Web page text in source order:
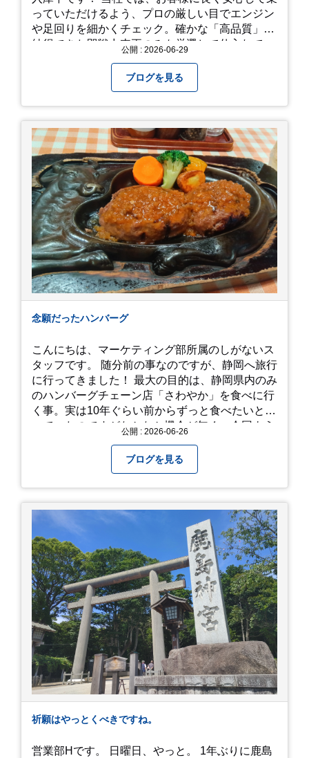
っていただけるよう、プロの厳しい目でエンジン
や足回りを細かくチェック。確かな「高品質」と
納得できた即戦力車両のみを厳選して仕入れてい
公開 : 2026-06-29
ブログを見る
念願だったハンバーグ
こんにちは、マーケティング部所属のしがないス
タッフです。 随分前の事なのですが、静岡へ旅行
に行ってきました！ 最大の目的は、静岡県内のみ
のハンバーグチェーン店「さわやか」を食べに行
く事。実は10年ぐらい前からずっと食べたいと思
っていたのですがなかなか機会が無く、今回よう
って待機する事になったのですが、、10時頃にも
らった整理券で、お店に入れるのは12時過ぎ頃で
した。大人気とは聞いていましたがここまでと
は、、！！ 駅前ショッピングモール内の店舗だっ
たのでお買い物をしつつ待機して遂に入店。ハン
バーグはレアな焼き加減でとってもジューシーで
最高に美味しかったです！！目の前で店員さんが
カットしてくれるのもとっても良かったです。 こ
れは何個でも行けてしまう勢い、、！！！ 皆様も
静岡へ行く予定がありましたら是非とも召し上が
って見てください！予約は行っていないようなの
で、時と場合とタイミングと要相談で
す、、！！！
公開 : 2026-06-26
ブログを見る
祈願はやっとくべきですね。
営業部Hです。 日曜日、やっと。 1年ぶりに鹿島